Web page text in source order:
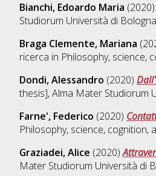
Bianchi, Edoardo Maria (2020)
Studiorum Università di
Braga Clemente, Mariana
ricerca in Philosophy, science,
Dondi, Alessandro (2020)
thesis], Alma Mater Studiorum
Farne', Federico (2020)
Philosophy, science, cognition,
Graziadei, Alice (2020)
Mater Studiorum Università di